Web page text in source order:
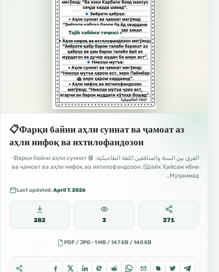
Tajik забо́ни тоҷикӣ́ الطاجيكية
📋Фарқи байни аҳли суннат ва ҷамоат аз
аҳли нифоқ ва ихтилофандозон
الفرق بين السنة والمنافقين اللغة الطاجيكية: 📘 Фарқи байни аҳли суннат
ва ҷамоат ва аҳли нифоқ ва ихтилофандозон; (Шайх Ҳайсам ибни
Муҳаммад…
Last updated:April 7, 2026
282 3 371
PDF / JPG · 1 MB / 147 KB / 140 KB